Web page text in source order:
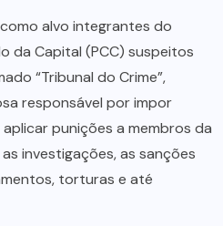
alvo integrantes do
da Capital (PCC) suspeitos
“Tribunal do Crime”,
responsável por impor
punições a membros da
investigações, as sanções
torturas e até